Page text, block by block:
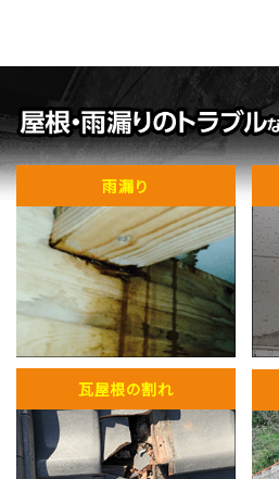
雨漏り
瓦屋根の割れ